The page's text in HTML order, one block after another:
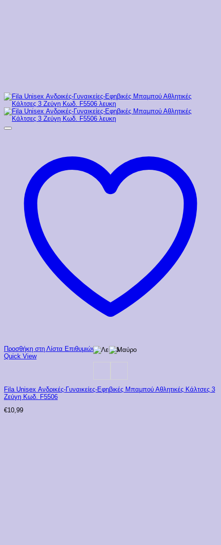
Προσθήκη στη Λίστα Επιθυμιών
Quick View
Fila Unisex Ανδρικές-Γυναικείες-Εφηβικές Μπαμπού Αθλητικές Κάλτσες 3
Ζεύγη Κωδ. F5506
€10,99